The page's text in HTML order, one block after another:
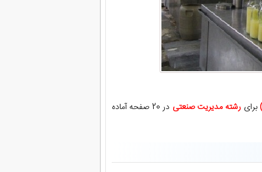
برای رشته مدیریت صنعتی در 20 صفحه آماده